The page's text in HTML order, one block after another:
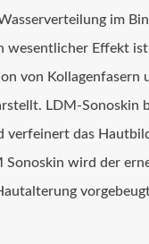
im
wesentlicher Effekt
von Kollagenfasern
LDM-Sonoskin
verfeinert das
wird der